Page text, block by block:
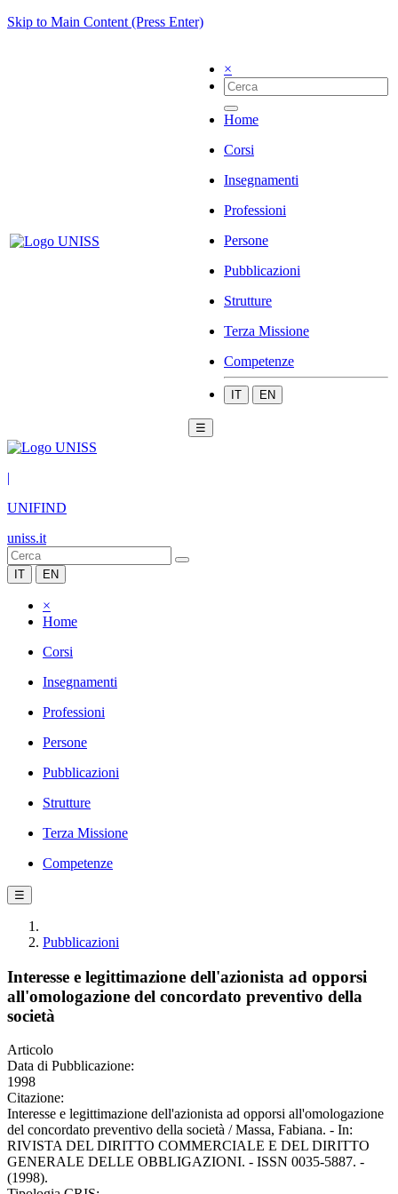
Skip to Main Content (Press Enter)
×
Home
Corsi
Insegnamenti
Professioni
Persone
Pubblicazioni
Strutture
Terza Missione
Competenze
IT EN
☰
|
UNIFIND
uniss.it
IT EN
×
Home
Corsi
Insegnamenti
Professioni
Persone
Pubblicazioni
Strutture
Terza Missione
Competenze
☰
Pubblicazioni
Interesse e legittimazione dell'azionista ad opporsi
all'omologazione del concordato preventivo della
società
Articolo
Data di Pubblicazione:
1998
Citazione:
Interesse e legittimazione dell'azionista ad opporsi all'omologazione
del concordato preventivo della società / Massa, Fabiana. - In:
RIVISTA DEL DIRITTO COMMERCIALE E DEL DIRITTO
GENERALE DELLE OBBLIGAZIONI. - ISSN 0035-5887. -
(1998).